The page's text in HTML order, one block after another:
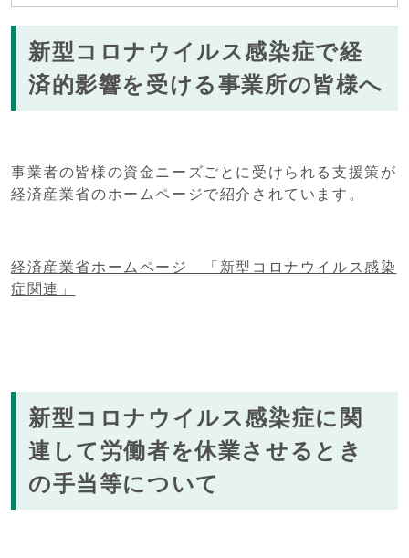
新型コロナウイルス感染症で経
済的影響を受ける事業所の皆様へ
事業者の皆様の資金ニーズごとに受けられる支援策が
経済産業省のホームページで紹介されています。
経済産業省ホームページ 「新型コロナウイルス感染
症関連」
新型コロナウイルス感染症に関
連して労働者を休業させるとき
の手当等について